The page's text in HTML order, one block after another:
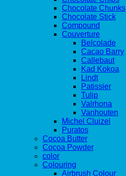
Chocolate Chunks
Chocolate Stick
Compound
Couverture
Belcolade
Cacao Barry
Callebaut
Kad Kokoa
Lindt
Patissier
Tulip
Valrhona
Vanhouten
Michel Cluizel
Puratos
Cocoa Butter
Cocoa Powder
color
Colouring
Airbrush Colour